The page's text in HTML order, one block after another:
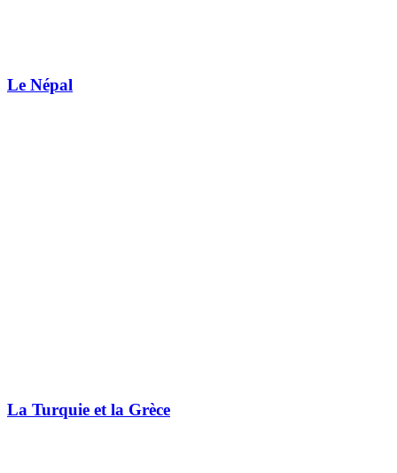
Le Népal
La Turquie et la Grèce